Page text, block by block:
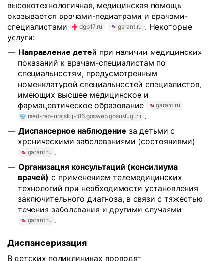
высокотехнологичная, медицинская помощь
оказывается врачами-педиатрами и врачами-
специалистами
dgp17.ru garant.ru . Некоторые
услуги:
Направление детей при наличии медицинских
показаний к врачам-специалистам по
специальностям, предусмотренным
номенклатурой специальностей специалистов,
имеющих высшее медицинское и
фармацевтическое образование
garant.ru
med-reb-urajskij-r86.gosweb.gosuslugi.ru .
Диспансерное наблюдение за детьми с
хроническими заболеваниями (состояниями)
garant.ru .
Организация консультаций (консилиума
врачей) с применением телемедицинских
технологий при необходимости установления
заключительного диагноза, в связи с тяжестью
течения заболевания и другими случаями
garant.ru .
Диспансеризация
В детских поликлиниках проводят